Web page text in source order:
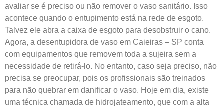
avaliar se é preciso ou não remover o vaso sanitário. Isso
acontece quando o entupimento está na rede de esgoto.
Talvez ele abra a caixa de esgoto para desobstruir o cano.
Agora, a desentupidora de vaso em Caieiras – SP conta
com equipamentos que removem toda a sujeira sem a
necessidade de retirá-lo. No entanto, caso seja preciso, não
precisa se preocupar, pois os profissionais são treinados
para não quebrar em danificar o vaso. Hoje em dia, existe
uma técnica chamada de hidrojateamento, que com a alta